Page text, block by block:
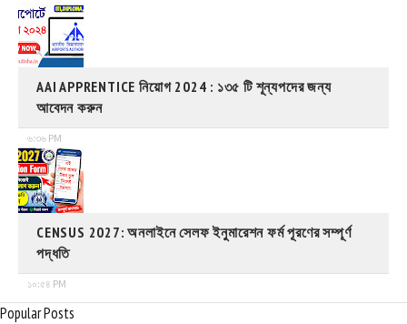
AAI APPRENTICE নিয়োগ 2024 : ১৩৫ টি শূন্যপদের জন্য
আবেদন করুন
৬:৩৬ PM
CENSUS 2027: অনলাইনে সেলফ ইনুমারেশন ফর্ম পূরণের সম্পূর্ণ
পদ্ধতি
১০:৫৪ PM
Popular Posts